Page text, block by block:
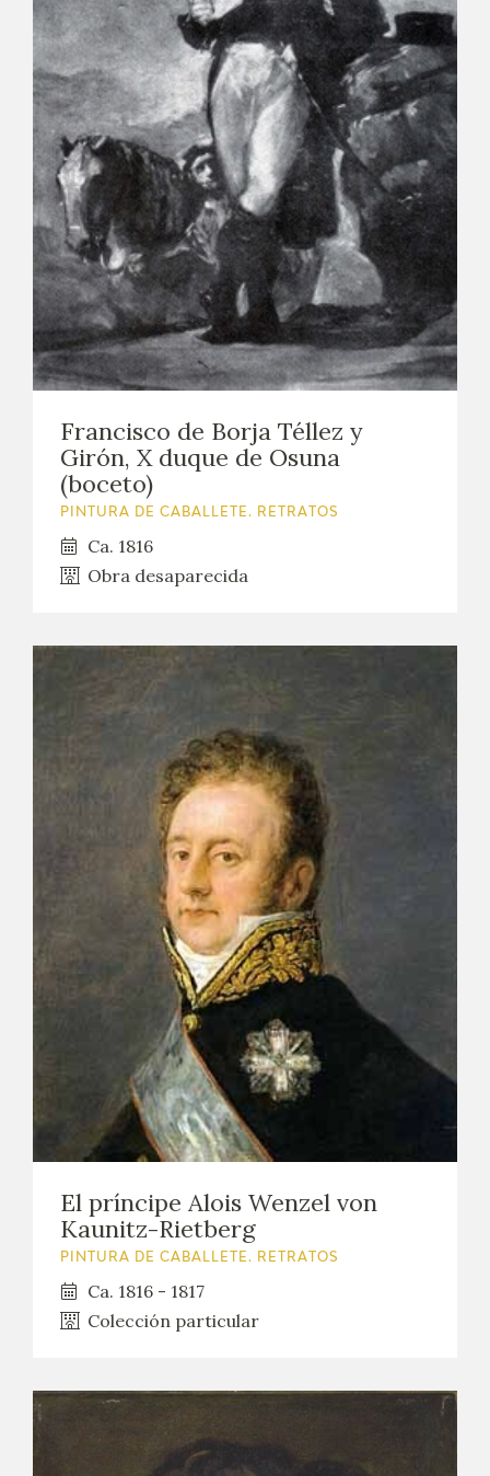
Francisco de Borja Téllez y
Girón, X duque de Osuna
(boceto)
PINTURA DE CABALLETE. RETRATOS
Ca. 1816
Obra desaparecida
El príncipe Alois Wenzel von
Kaunitz-Rietberg
PINTURA DE CABALLETE. RETRATOS
Ca. 1816 - 1817
Colección particular